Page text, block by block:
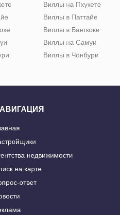
Виллы на Пхукете
Виллы в Паттайе
Виллы в Бангкоке
Виллы на Самуи
Виллы в Чонбури
недвижимости
на карте
ответ